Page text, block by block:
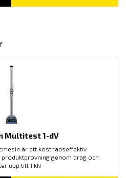
Multitest 1-dV
är ett kostnadseffektiv
genom drag och
upp till 1 kN